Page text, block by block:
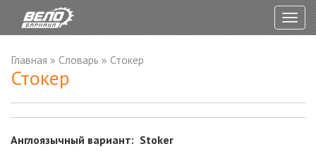
Главная » Словарь » Стокер
Стокер
Англоязычный вариант: Stoker